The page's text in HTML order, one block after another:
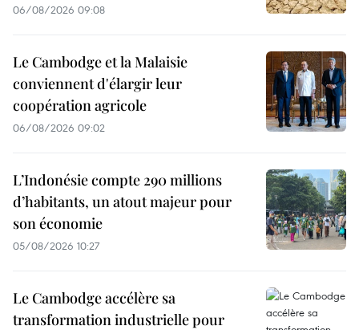
06/08/2026 09:08
Le Cambodge et la Malaisie
conviennent d'élargir leur
coopération agricole
06/08/2026 09:02
L’Indonésie compte 290 millions
d’habitants, un atout majeur pour
son économie
05/08/2026 10:27
Le Cambodge accélère sa
transformation industrielle pour